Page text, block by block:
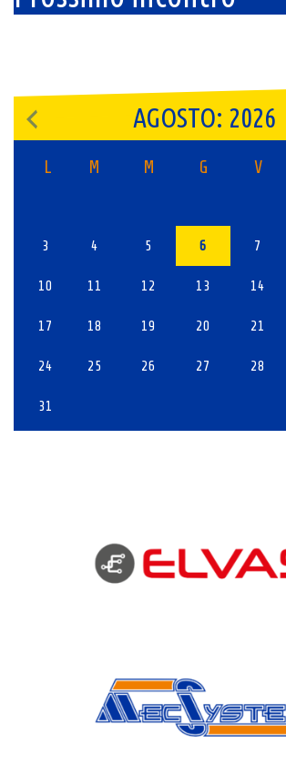
AGOSTO: 2026
L M M G V
3 4 5 6 7
10 11 12 13 14
17 18 19 20 21
24 25 26 27 28
31